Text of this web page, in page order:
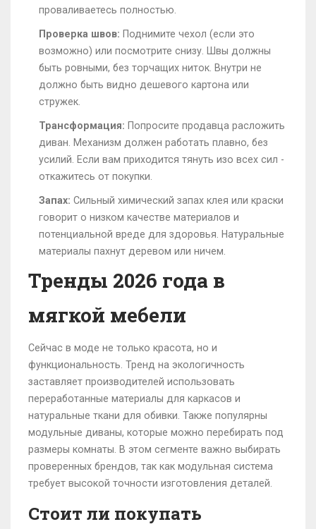
проваливаетесь полностью.
Проверка швов: Поднимите чехол (если это
возможно) или посмотрите снизу. Швы должны
быть ровными, без торчащих ниток. Внутри не
должно быть видно дешевого картона или
стружек.
Трансформация: Попросите продавца расложить
диван. Механизм должен работать плавно, без
усилий. Если вам приходится тянуть изо всех сил -
откажитесь от покупки.
Запах: Сильный химический запах клея или краски
говорит о низком качестве материалов и
потенциальной вреде для здоровья. Натуральные
материалы пахнут деревом или ничем.
Тренды 2026 года в
мягкой мебели
Сейчас в моде не только красота, но и
функциональность. Тренд на экологичность
заставляет производителей использовать
переработанные материалы для каркасов и
натуральные ткани для обивки. Также популярны
модульные диваны, которые можно перебирать под
размеры комнаты. В этом сегменте важно выбирать
проверенных брендов, так как модульная система
требует высокой точности изготовления деталей.
Стоит ли покупать